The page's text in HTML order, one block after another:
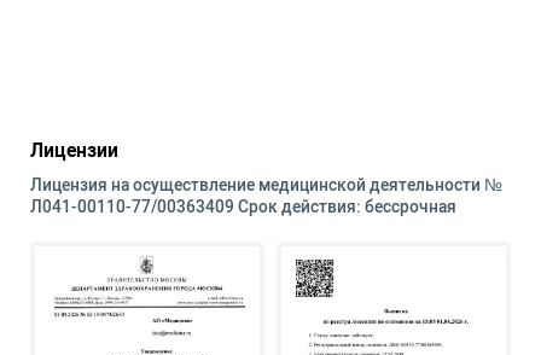
Лицензии
Лицензия на осуществление медицинской деятельности №
Л041-00110-77/00363409 Срок действия: бессрочная